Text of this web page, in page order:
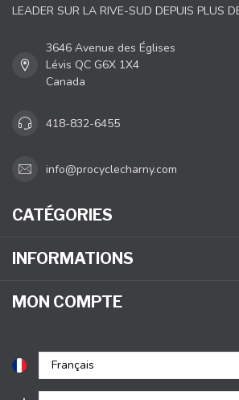
LEADER SUR LA RIVE-SUD DEPUIS PLUS
3646 Avenue des Églises
Lévis QC G6X 1X4
Canada
418-832-6455
info@procyclecharny.com
CATÉGORIES
INFORMATIONS
MON COMPTE